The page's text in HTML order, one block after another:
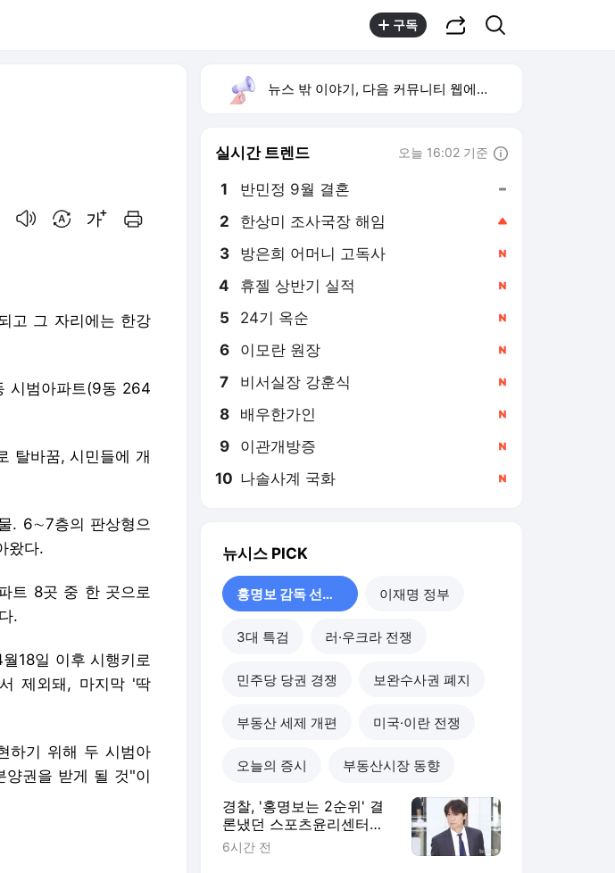
구독
고 그 자리에는 한강
시범아파트(9동 264
탈바꿈, 시민들에 개
. 6∼7층의 판상형으
왔다.
트 8곳 중 한 곳으로
.
18일 이후 시행키로
제외돼, 마지막 '딱
하기 위해 두 시범아
양권을 받게 될 것"이
뉴스 밖 이야기, 다음 커뮤니티 웹에서 보기
실시간 트렌드 오늘 16:02 기준
1 반민정 9월 결혼
2 한상미 조사국장 해임
3 방은희 어머니 고독사
4 휴젤 상반기 실적
5 24기 옥순
6 이모란 원장
7 비서실장 강훈식
8 배우한가인
9 이관개방증
10 나솔사계 국화
뉴시스 PICK
홍명보 감독 선임 논란 이재명 정부
3대 특검 러·우크라 전쟁
민주당 당권 경쟁 보완수사권 폐지
부동산 세제 개편 미국·이란 전쟁
오늘의 증시 부동산시장 동향
경찰, '홍명보는 2순위' 결
론냈던 스포츠윤리센터도
압수수색
6시간 전